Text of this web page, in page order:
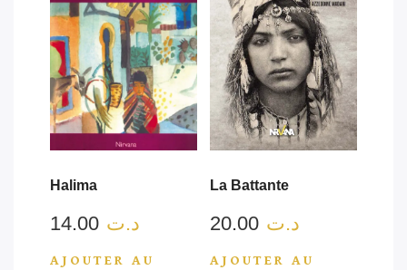
Halima
د.ت
AJOUTER AU
La Battante
د.ت 20.00
AJOUTER AU